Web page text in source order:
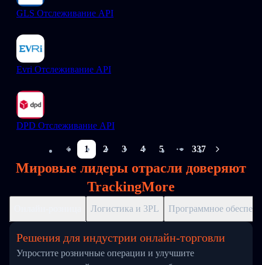
GLS Отслеживание API
Evri Отслеживание API
DPD Отслеживание API
1 2 3 4 5
More pages
337
Мировые лидеры отрасли доверяют
TrackingMore
Логистика и 3PL Программное
Решения для индустрии онлайн-торговли
Упростите розничные операции и улучшите